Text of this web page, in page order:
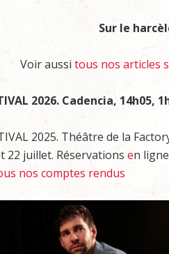
Sur le
Voir aussi tous nos articles
2026. Cadencia,
2025. Théâtre de la
22 juillet. Réservations en
nos comptes rendus